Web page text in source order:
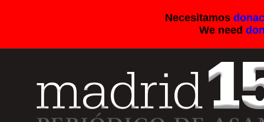
Necesitamos
We need